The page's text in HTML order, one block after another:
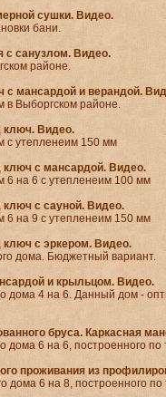
сушки. Видео.
бани.
с санузлом. Видео.
районе.
с мансардой и верандой.
в Выборгском районе.
ключ. Видео.
с утепленеим 150 мм
ключ с мансардой. Видео.
6 на 6 с утепленеим 100 мм
с сауной. Видео.
6 на 9 с утепленеим 150 мм
ключ с эркером. Видео.
дома. Бюджетный вариант.
и крыльцом. Видео.
дома 4 на 6. Данный дом -
бруса. Каркасная
дома 6 на 6, построенного по
проживания из
дома 6 на 8, построенного по